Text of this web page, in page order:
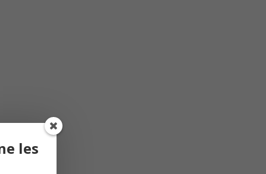
les